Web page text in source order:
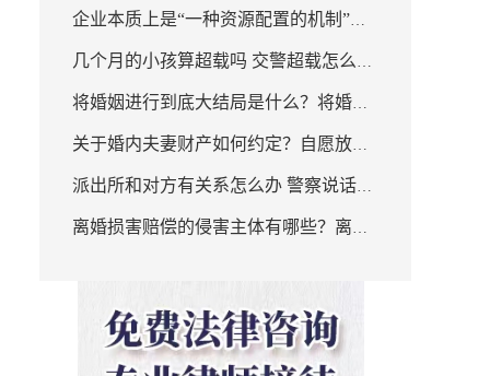
公司流程是怎样的？
企业本质上是“一种资源配置的机制”
吗？如何来定义企业？
几个月的小孩算超载吗 交警超载怎么确
定？
将婚姻进行到底大结局是什么？将婚姻
进行到底有没有第二部？
关于婚内夫妻财产如何约定？自愿放弃
婚内共同财产是否有效？
派出所和对方有关系怎么办 警察说话很
冲能怼他吗？
离婚损害赔偿的侵害主体有哪些？离婚